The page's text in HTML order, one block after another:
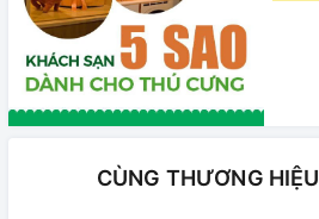
CÙNG THƯƠNG HIỆU